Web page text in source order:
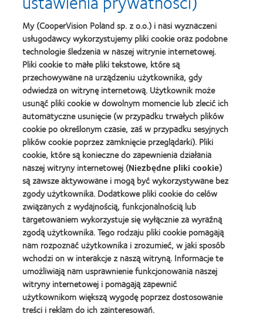
Soczewki
-
nagroda
dla
najlepszego
produktu
Silmo
d'Or
(2013)
Contact
Product
of
the
Year
(2013)
Learn
more
about
Best
Companies
for
Leaders
2010
i
2012
(2012)
Learn
more
about
2012
REBRAND
100®
Global
Award
(2012)
Learn
more
about
Lider
kontaktologii
Learn
more
about
Fundacja
Anny
Dymnej
Learn
more
about
BCLA
Industry
Award
Nasze Produkty
Znajdź soczewki dla siebie
My (CooperVision Poland sp. z o.o.) i nasi wyznaczeni
usługodawcy wykorzystujemy pliki cookie oraz podobne
technologie śledzenia w naszej witrynie internetowej.
Pliki cookie to małe pliki tekstowe, które są
przechowywane na urządzeniu użytkownika, gdy
odwiedza on witrynę internetową. Użytkownik może
usunąć pliki cookie w dowolnym momencie lub zlecić ich
automatyczne usunięcie (w przypadku trwałych plików
cookie po określonym czasie, zaś w przypadku sesyjnych
plików cookie poprzez zamknięcie przeglądarki). Pliki
cookie, które są konieczne do zapewnienia działania
naszej witryny internetowej (Niezbędne pliki cookie)
są zawsze aktywowane i mogą być wykorzystywane bez
zgody użytkownika. Dodatkowe pliki cookie do celów
związanych z wydajnością, funkcjonalnością lub
targetowaniem wykorzystuje się wyłącznie za wyraźną
zgodą użytkownika. Tego rodzaju pliki cookie pomagają
nam rozpoznać użytkownika i zrozumieć, w jaki sposób
wchodzi on w interakcje z naszą witryną. Informacje te
umożliwiają nam usprawnienie funkcjonowania naszej
witryny internetowej i pomagają zapewnić
użytkownikom większą wygodę poprzez dostosowanie
treści i reklam do ich zainteresowań.